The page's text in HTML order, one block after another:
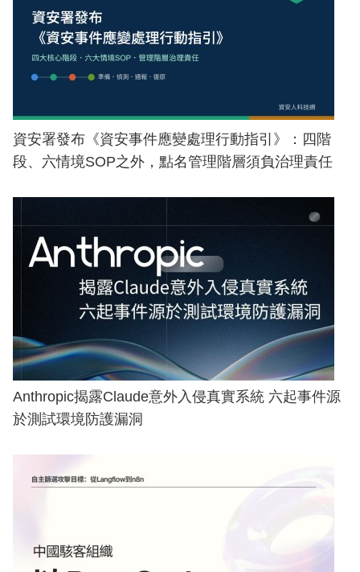
資安署發布《資安事件應變處理行動指引》：四階
段、六情境SOP之外，點名管理階層須負治理責任
Anthropic揭露Claude意外入侵真實系統 六起事件源
於測試環境防護漏洞